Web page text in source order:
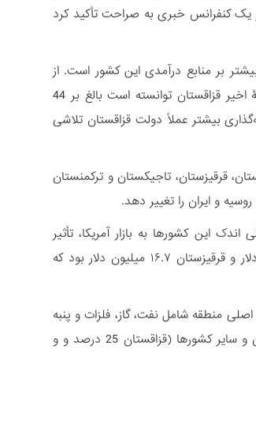
یک کنفرانس خبری به صراحت تأکید کرد
25 درصدی ترامپ و تأثیرگذاری بیشتر بر منابع درآمدی این کشور است. از
سوی دیگر، نگاه ویژه‌تر قزاقستان به چشم‌انداز جذب سرمایه‌گذاری بیشتر از آمریکاست. در طول سه دهۀ اخیر قزاقستان توانسته است بالغ بر 44
بیشتر عملاً دولت قزاقستان تلاشی
قرقیزستان، تاجیکستان و ترکمنستان
و ایران را تغییر دهد.
اندک این کشورها به بازار آمریکا، تأثیر
مستقیم اقتصادی کمی دارند. برای مثال، صادرات ازبکستان به آمریکا در سال ۲۰۲۴ تنها ۴۲.۴ میلیون دلار و قرقیزستان ۱۶.۷ میلیون دلار بود که
اصلی منطقه شامل نفت، گاز، فلزات و پنبه
از تعرفه معاف هستند. با این حال به دلیل تفاوت سطح تعرفۀ اعمالی توسط ایالات متحده برای قزاقستان و سایر کشورها (قزاقستان 25 درصد و و